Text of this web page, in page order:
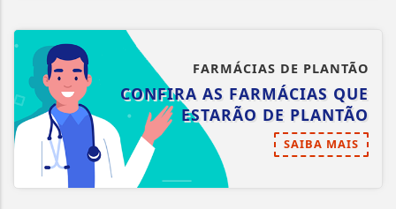
FARMÁCIAS DE PLANTÃO
CONFIRA AS FARMÁCIAS QUE
ESTARÃO DE PLANTÃO
SAIBA MAIS